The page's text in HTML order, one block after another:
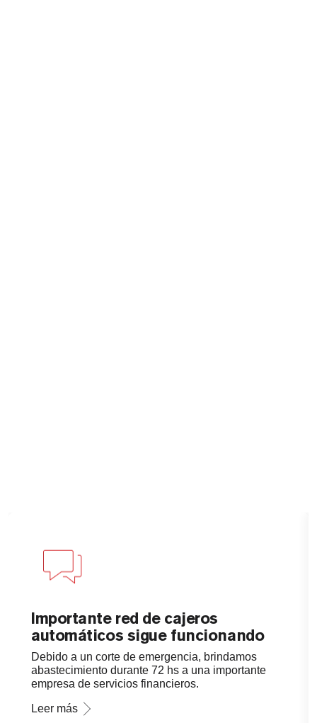
Importante red de cajeros
automáticos sigue funcionando
Debido a un corte de emergencia, brindamos
abastecimiento durante 72 hs a una importante
empresa de servicios financieros.
Leer más